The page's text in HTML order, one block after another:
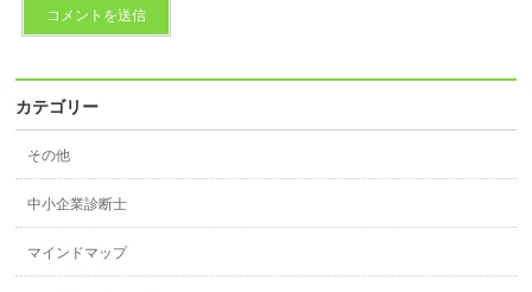
カテゴリー
その他
中小企業診断士
マインドマップ